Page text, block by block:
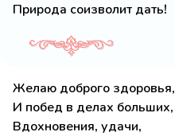
Природа соизволит дать!
Желаю доброго здоровья,
И побед в делах больших,
Вдохновения, удачи,